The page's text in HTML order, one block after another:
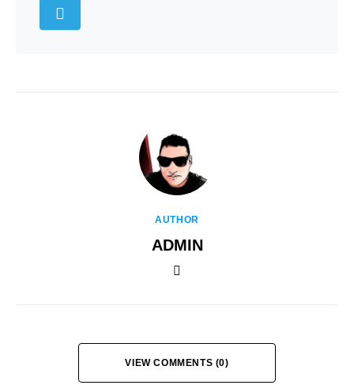
AUTHOR
ADMIN
VIEW COMMENTS (0)